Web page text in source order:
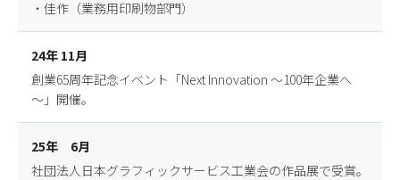
・佳作（業務用印刷物部門）
24年 11月
創業65周年記念イベント「Next Innovation ～100年企業へ
～」開催。
25年 6月
社団法人日本グラフィックサービス工業会の作品展で受賞。